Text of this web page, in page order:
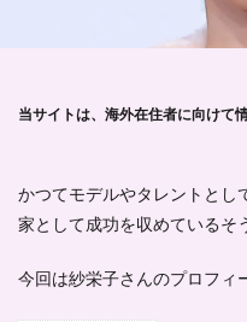
当サイトは、海外在住者に向けて
かつてモデルやタレントとし
家として成功を収めているそ
今回は紗栄子さんのプロフィ